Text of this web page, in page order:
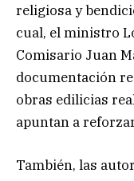
religiosa y
cual, el ministro
Comisario Juan
documentación
obras edilicias
apuntan a
También, las